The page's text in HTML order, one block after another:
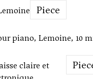
Piece
piano, Lemoine, 10
claire et